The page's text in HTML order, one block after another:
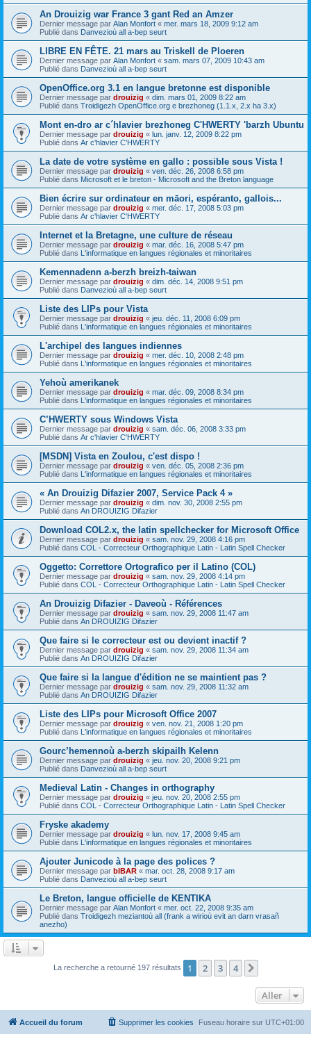
An Drouizig war France 3 gant Red an Amzer
Dernier message par Alan Monfort « mer. mars 18, 2009 9:12 am
Publié dans Danvezioù all a-bep seurt
LIBRE EN FÊTE. 21 mars au Triskell de Ploeren
Dernier message par Alan Monfort « sam. mars 07, 2009 10:43 am
Publié dans Danvezioù all a-bep seurt
OpenOffice.org 3.1 en langue bretonne est disponible
Dernier message par drouizig « dim. mars 01, 2009 8:22 am
Publié dans Troidigezh OpenOffice.org e brezhoneg (1.1.x, 2.x ha 3.x)
Mont en-dro ar c´hlavier brezhoneg C'HWERTY 'barzh Ubuntu
Dernier message par drouizig « lun. janv. 12, 2009 8:22 pm
Publié dans Ar c'hlavier C'HWERTY
La date de votre système en gallo : possible sous Vista !
Dernier message par drouizig « ven. déc. 26, 2008 6:58 pm
Publié dans Microsoft et le breton - Microsoft and the Breton language
Bien écrire sur ordinateur en māori, espéranto, gallois...
Dernier message par drouizig « mer. déc. 17, 2008 5:03 pm
Publié dans Ar c'hlavier C'HWERTY
Internet et la Bretagne, une culture de réseau
Dernier message par drouizig « mar. déc. 16, 2008 5:47 pm
Publié dans L'informatique en langues régionales et minoritaires
Kemennadenn a-berzh breizh-taiwan
Dernier message par drouizig « dim. déc. 14, 2008 9:51 pm
Publié dans Danvezioù all a-bep seurt
Liste des LIPs pour Vista
Dernier message par drouizig « jeu. déc. 11, 2008 6:09 pm
Publié dans L'informatique en langues régionales et minoritaires
L'archipel des langues indiennes
Dernier message par drouizig « mer. déc. 10, 2008 2:48 pm
Publié dans L'informatique en langues régionales et minoritaires
Yehoù amerikanek
Dernier message par drouizig « mar. déc. 09, 2008 8:34 pm
Publié dans L'informatique en langues régionales et minoritaires
C’HWERTY sous Windows Vista
Dernier message par drouizig « sam. déc. 06, 2008 3:33 pm
Publié dans Ar c'hlavier C'HWERTY
[MSDN] Vista en Zoulou, c'est dispo !
Dernier message par drouizig « ven. déc. 05, 2008 2:36 pm
Publié dans L'informatique en langues régionales et minoritaires
« An Drouizig Difazier 2007, Service Pack 4 »
Dernier message par drouizig « dim. nov. 30, 2008 2:55 pm
Publié dans An DROUIZIG Difazier
Download COL2.x, the latin spellchecker for Microsoft Office
Dernier message par drouizig « sam. nov. 29, 2008 4:16 pm
Publié dans COL - Correcteur Orthographique Latin - Latin Spell Checker
Oggetto: Correttore Ortografico per il Latino (COL)
Dernier message par drouizig « sam. nov. 29, 2008 4:14 pm
Publié dans COL - Correcteur Orthographique Latin - Latin Spell Checker
An Drouizig Difazier - Daveoù - Références
Dernier message par drouizig « sam. nov. 29, 2008 11:47 am
Publié dans An DROUIZIG Difazier
Que faire si le correcteur est ou devient inactif ?
Dernier message par drouizig « sam. nov. 29, 2008 11:34 am
Publié dans An DROUIZIG Difazier
Que faire si la langue d'édition ne se maintient pas ?
Dernier message par drouizig « sam. nov. 29, 2008 11:32 am
Publié dans An DROUIZIG Difazier
Liste des LIPs pour Microsoft Office 2007
Dernier message par drouizig « ven. nov. 21, 2008 1:20 pm
Publié dans L'informatique en langues régionales et minoritaires
Gourc’hemennoù a-berzh skipailh Kelenn
Dernier message par drouizig « jeu. nov. 20, 2008 9:21 pm
Publié dans Danvezioù all a-bep seurt
Medieval Latin - Changes in orthography
Dernier message par drouizig « jeu. nov. 20, 2008 2:55 pm
Publié dans COL - Correcteur Orthographique Latin - Latin Spell Checker
Fryske akademy
Dernier message par drouizig « lun. nov. 17, 2008 9:45 am
Publié dans L'informatique en langues régionales et minoritaires
Ajouter Junicode à la page des polices ?
Dernier message par bIBAR « mar. oct. 28, 2008 9:17 am
Publié dans Danvezioù all a-bep seurt
Le Breton, langue officielle de KENTIKA
Dernier message par Alan Monfort « mer. oct. 22, 2008 9:35 am
Publié dans Troidigezh meziantoù all (frank a wirioù evit an darn vrasañ
anezho)
La recherche a retourné 197 résultats 1 2 3 4
Aller
Accueil du forum Fuseau horaire sur UTC+01:00
Supprimer les cookies